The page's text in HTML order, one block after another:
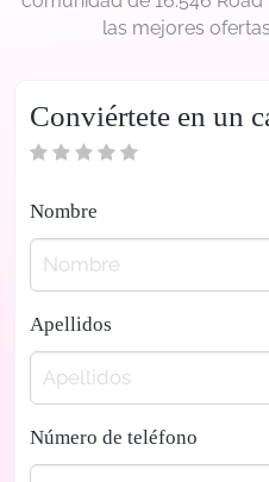
las mejores
Conviértete en un
Nombre
Apellidos
Número de teléfono